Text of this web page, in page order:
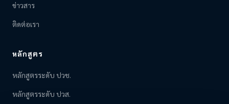
ข่าวสาร
ติดต่อเรา
หลักสูตร
หลักสูตรระดับ ปวช.
หลักสูตรระดับ ปวส.